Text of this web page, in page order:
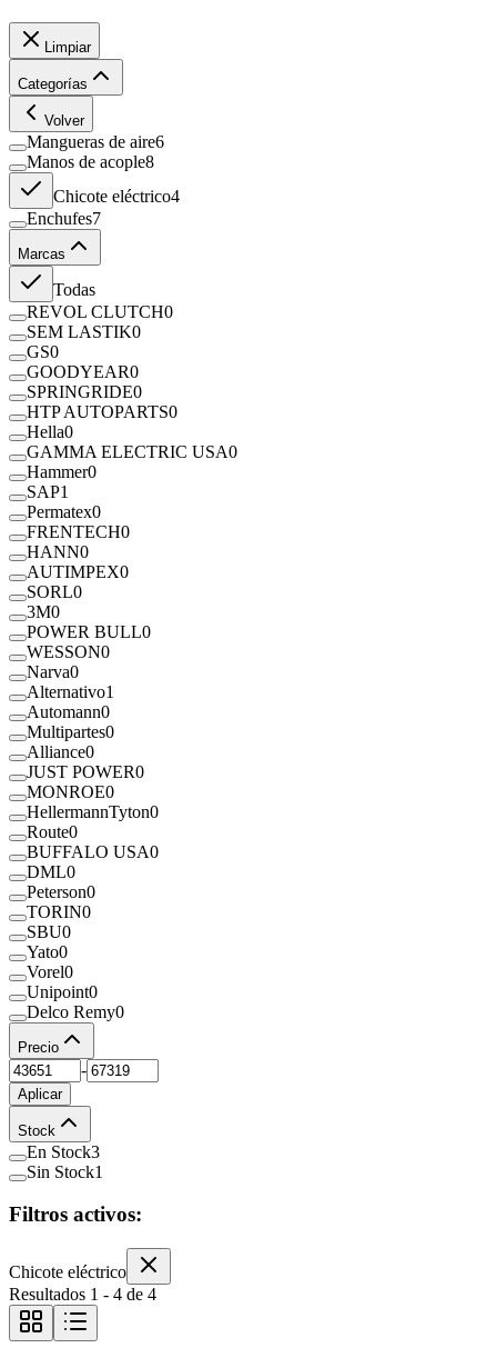
Limpiar
Categorías
Volver
Mangueras de aire6
Manos de acople8
Chicote eléctrico4
Enchufes7
Marcas
Todas
REVOL CLUTCH0
SEM LASTIK0
GS0
GOODYEAR0
SPRINGRIDE0
HTP AUTOPARTS0
Hella0
GAMMA ELECTRIC USA0
Hammer0
SAP1
Permatex0
FRENTECH0
HANN0
AUTIMPEX0
SORL0
3M0
POWER BULL0
WESSON0
Narva0
Alternativo1
Automann0
Multipartes0
Alliance0
JUST POWER0
MONROE0
HellermannTyton0
Route0
BUFFALO USA0
DML0
Peterson0
TORIN0
SBU0
Yato0
Vorel0
Unipoint0
Delco Remy0
Precio
-
Aplicar
Stock
En Stock3
Sin Stock1
Filtros activos:
Chicote eléctrico
Resultados 1 - 4 de 4